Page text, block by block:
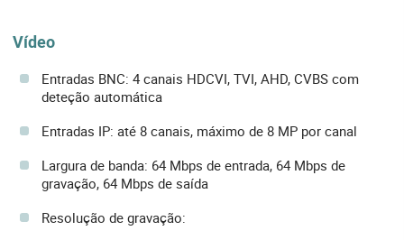
Vídeo
Entradas BNC: 4 canais HDCVI, TVI, AHD, CVBS com
deteção automática
Entradas IP: até 8 canais, máximo de 8 MP por canal
Largura de banda: 64 Mbps de entrada, 64 Mbps de
gravação, 64 Mbps de saída
Resolução de gravação: